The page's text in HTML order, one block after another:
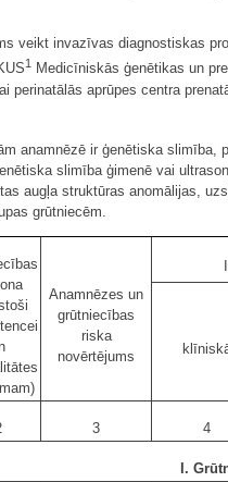
veikt invazīvas diagnostiskas
1
Medicīniskās ģenētikas un
perinatālās aprūpes centra
anamnēzē ir ģenētiska slimība,
slimība ģimenē vai
augļa struktūras anomālijas,
grūtniecēm.
Anamnēzes un
grūtniecības
riska
novērtējums
3 4
I.